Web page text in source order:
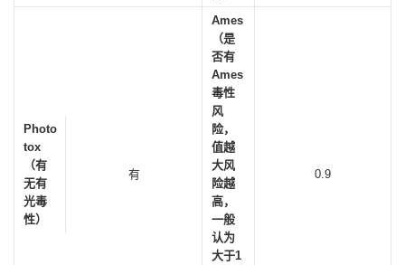
Photo
tox
（有
无有
光毒
性）
有
Ames
（是
否有
Ames
毒性
风
险，
值越
大风
险越
高，
一般
认为
大于1
0.9